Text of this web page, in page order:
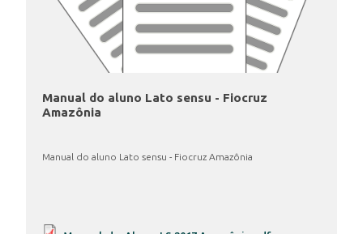
DOCUMENTOS
ALUNOS
Manual do aluno Lato sensu - Fiocruz
Amazônia
Manual do aluno Lato sensu - Fiocruz Amazônia